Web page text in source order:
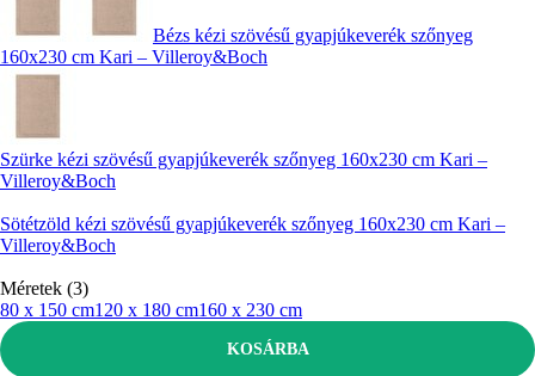
Bézs kézi szövésű gyapjúkeverék szőnyeg
160x230 cm Kari – Villeroy&Boch
Szürke kézi szövésű gyapjúkeverék szőnyeg 160x230 cm Kari –
Villeroy&Boch
Sötétzöld kézi szövésű gyapjúkeverék szőnyeg 160x230 cm Kari –
Villeroy&Boch
Méretek (3)
80 x 150 cm120 x 180 cm160 x 230 cm
KOSÁRBA